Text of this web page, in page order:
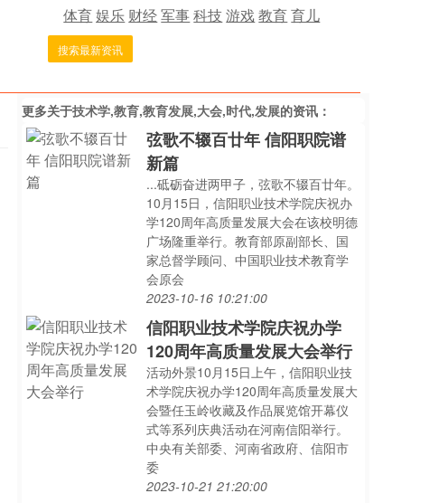
体育娱乐 财经军事科技游戏教育育儿
搜索最新资讯
更多关于技术学,教育,教育发展,大会,时代,发展的资讯：
弦歌不辍百廿年 信阳职院谱
新篇
...砥砺奋进两甲子，弦歌不辍百廿年。
10月15日，信阳职业技术学院庆祝办
学120周年高质量发展大会在该校明德
广场隆重举行。教育部原副部长、国
家总督学顾问、中国职业技术教育学
会原会
2023-10-16 10:21:00
信阳职业技术学院庆祝办学
120周年高质量发展大会举行
活动外景10月15日上午，信阳职业技
术学院庆祝办学120周年高质量发展大
会暨任玉岭收藏及作品展览馆开幕仪
式等系列庆典活动在‬河南‬信阳‬举行‬。
中央有关部委、河南省政府、信阳市
委
2023-10-21 21:20:00